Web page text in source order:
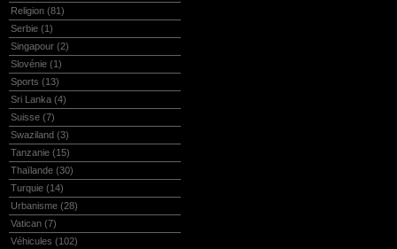
Religion (81)
Serbie (1)
Singapour (2)
Slovénie (1)
Sports (13)
Sri Lanka (4)
Suisse (7)
Swaziland (3)
Tanzanie (15)
Thaïlande (30)
Turquie (14)
Urbanisme (28)
Vatican (7)
Véhicules (102)